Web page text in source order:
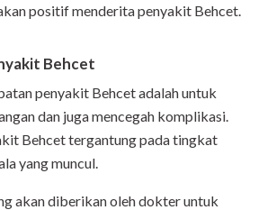
positif menderita penyakit Behcet.
Behcet
penyakit Behcet adalah untuk
dan juga mencegah komplikasi.
Behcet tergantung pada tingkat
yang muncul.
akan diberikan oleh dokter untuk